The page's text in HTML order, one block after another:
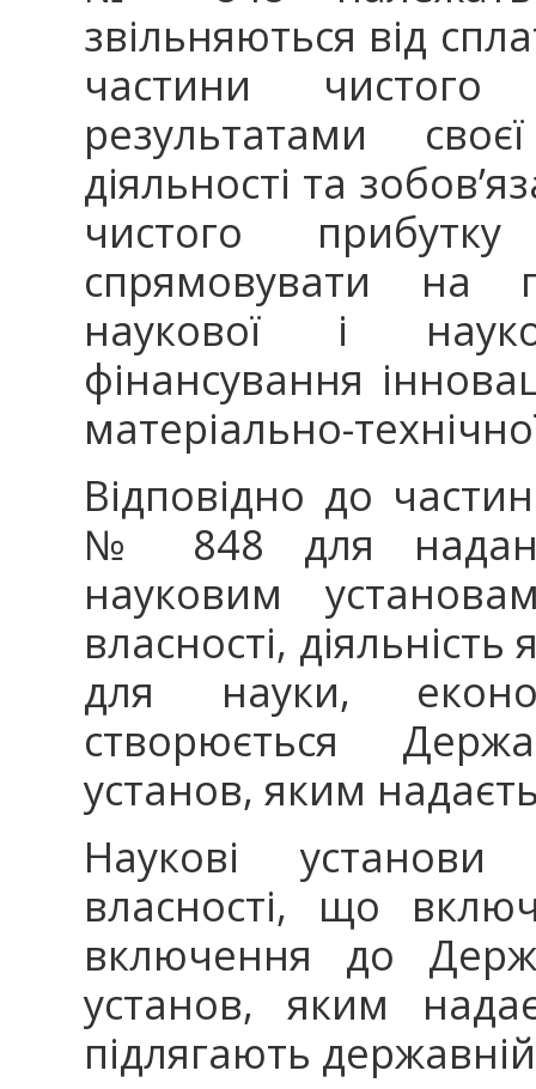
звільняються від
частини
результатами
діяльності та
чистого
спрямовувати на
наукової і
фінансування
матеріально-
Відповідно до
№ 848 для
науковим
власності,
для науки,
створюється
установ, яким
Наукові
власності, що
включення до
установ, яким
підлягають державній